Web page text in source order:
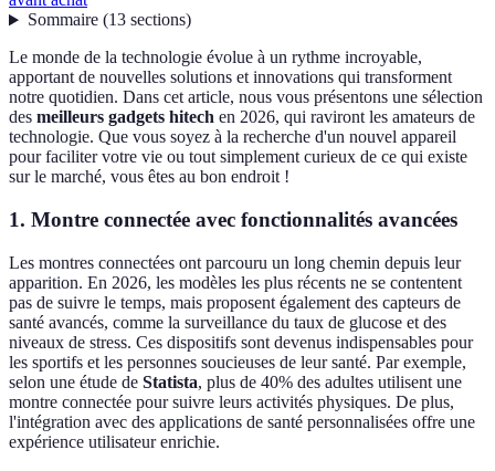
Sommaire(13 sections)
Le monde de la technologie évolue à un rythme incroyable,
apportant de nouvelles solutions et innovations qui transforment
notre quotidien. Dans cet article, nous vous présentons une sélection
des meilleurs gadgets hitech en 2026, qui raviront les amateurs de
technologie. Que vous soyez à la recherche d'un nouvel appareil
pour faciliter votre vie ou tout simplement curieux de ce qui existe
sur le marché, vous êtes au bon endroit !
1. Montre connectée avec fonctionnalités avancées
Les montres connectées ont parcouru un long chemin depuis leur
apparition. En 2026, les modèles les plus récents ne se contentent
pas de suivre le temps, mais proposent également des capteurs de
santé avancés, comme la surveillance du taux de glucose et des
niveaux de stress. Ces dispositifs sont devenus indispensables pour
les sportifs et les personnes soucieuses de leur santé. Par exemple,
selon une étude de Statista, plus de 40% des adultes utilisent une
montre connectée pour suivre leurs activités physiques. De plus,
l'intégration avec des applications de santé personnalisées offre une
expérience utilisateur enrichie.